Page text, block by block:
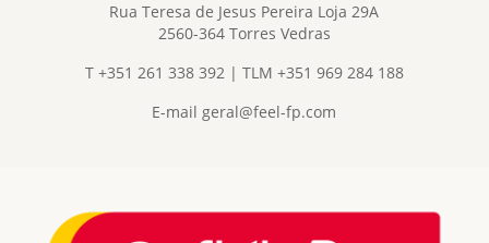
Rua Teresa de Jesus Pereira Loja 29A
2560-364 Torres Vedras
T +351 261 338 392 | TLM +351 969 284 188
E-mailgeral@feel-fp.com